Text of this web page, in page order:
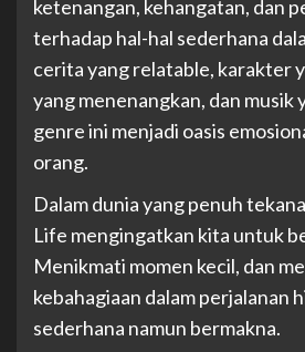
ketenangan, kehangatan, dan
terhadap hal-hal sederhana
cerita yang relatable, karakter
yang menenangkan, dan musik
genre ini menjadi oasis
orang.
Dalam dunia yang penuh
Life mengingatkan kita untuk
Menikmati momen kecil, dan
kebahagiaan dalam perjalanan
sederhana namun bermakna.